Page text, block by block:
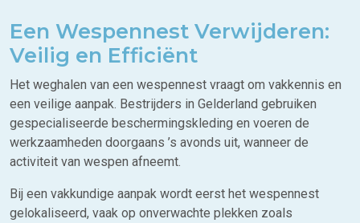
Een Wespennest Verwijderen:
Veilig en Efficiënt
Het weghalen van een wespennest vraagt om vakkennis en
een veilige aanpak. Bestrijders in Gelderland gebruiken
gespecialiseerde beschermingskleding en voeren de
werkzaamheden doorgaans ’s avonds uit, wanneer de
activiteit van wespen afneemt.
Bij een vakkundige aanpak wordt eerst het wespennest
gelokaliseerd, vaak op onverwachte plekken zoals